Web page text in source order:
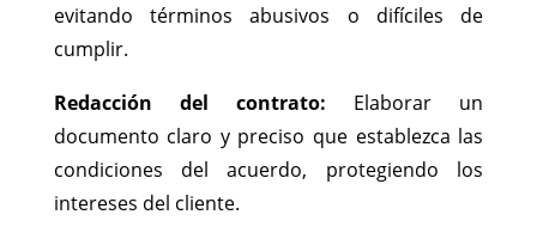
evitando términos abusivos o difíciles de
cumplir.
Redacción del contrato: Elaborar un
documento claro y preciso que establezca las
condiciones del acuerdo, protegiendo los
intereses del cliente.